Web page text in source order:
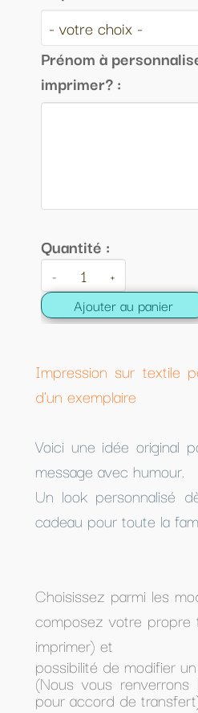
Prénom à
imprimer? :
Quantité :
- +
Ajouter au panier
Impression sur textile
d'un exemplaire
Voici une idée original
message avec humour.
Un look personnalisé
cadeau pour toute la
Choisissez parmi les
composez votre propre
imprimer) et
possibilité de modifier
(Nous vous
pour accord de